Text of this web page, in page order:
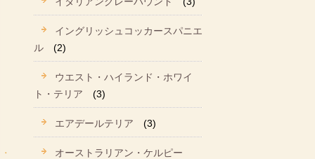
イングリッシュコッカースパニエ
ル
(2)
ウエスト・ハイランド・ホワイ
ト・テリア
(3)
エアデールテリア (3)
オーストラリアン・ケルピー